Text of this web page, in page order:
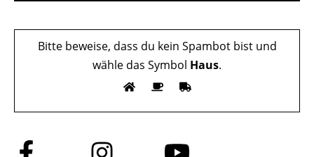
Bitte beweise, dass du kein Spambot bist und
wähle das Symbol Haus.
Folge
Folge
Folge